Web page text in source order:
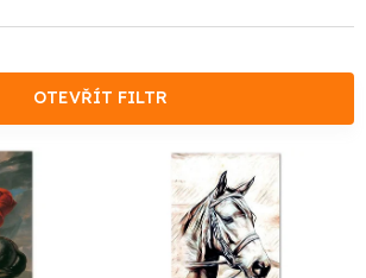
OTEVŘÍT FILTR